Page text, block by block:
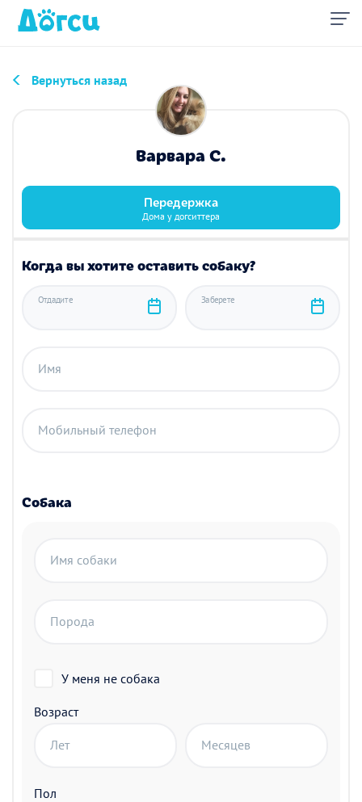
Вернуться назад
Варвара С.
Передержка
Дома у догситтера
Когда вы хотите оставить собаку?
Отдадите Заберете
Имя
Мобильный телефон
Собака
Имя собаки
Порода
У меня не собака
Возраст
Лет Месяцев
Пол